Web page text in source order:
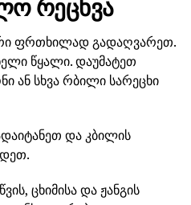
რეცხვა
ფრთხილად გადაღვარეთ.
წყალი. დაუმატეთ
ან სხვა რბილი სარეცხი
და კბილის
ცხიმისა და ჟანგის